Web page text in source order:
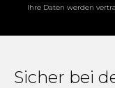
Ihre Daten werden
Sicher bei